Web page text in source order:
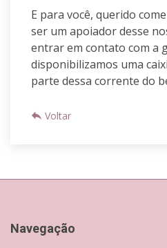
E para você, querido
ser um apoiador desse
entrar em contato com a
disponibilizamos uma
parte dessa corrente do
Voltar
Navegação